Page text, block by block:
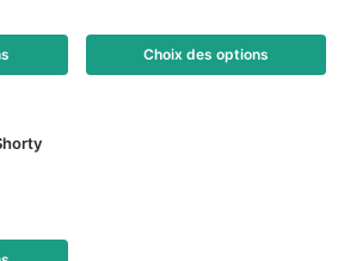
Choix des options